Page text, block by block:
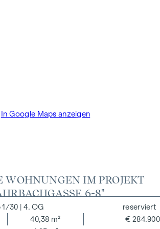
Dritten ein familiäres oder
In Google Maps anzeigen
WOHNUNGEN IM PROJEKT
6-8"
1/30 | 4. OG
40,38 m²
€ 284.900
reserviert